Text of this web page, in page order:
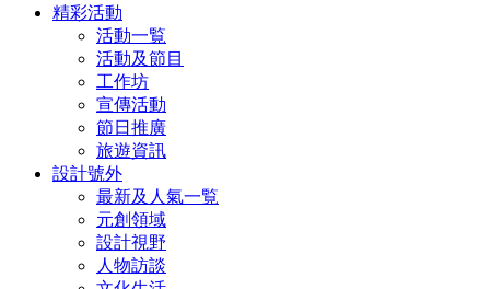
精彩活動
活動一覧
活動及節目
工作坊
宣傳活動
節日推廣
旅遊資訊
設計號外
最新及人氣一覧
元創領域
設計視野
人物訪談